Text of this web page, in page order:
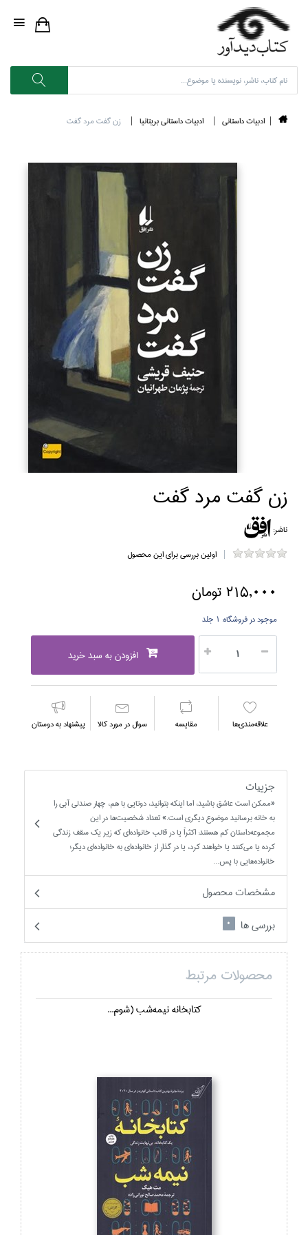
ادبيات داستاني ادبيات داستاني بريتانيا زن گفت مرد گفت
زن گفت مرد گفت
ناشر:
اولین بررسی برای این محصول
215,000 تومان
موجود در فروشگاه: 1 جلد
افزودن به سبد خرید
علاقه‌مندي‌ها مقايسه سوال در مورد كالا پیشنهاد به دوستان
جزییات
«ممکن است عاشق باشيد، اما اينکه بتوانيد، دوتايي با هم، چهار صندلي آبي را
به خانه برسانيد موضوع ديگري است.» تعداد شخصيت‌ها در اين
مجموعه‌داستان کم هستند: اکثراً يا در قالب خانواده‌اي که زير يک سقف زندگي
کرده يا مي‌کنند يا خواهند کرد،‌ يا در گذار از خانواده‌اي به خانواده‌اي ديگر؛
خانواده‌هايي با پس...
مشخصات محصول
بررسی ها
0
محصولات مرتبط
كتابخانه نيمه‌شب (شوم...